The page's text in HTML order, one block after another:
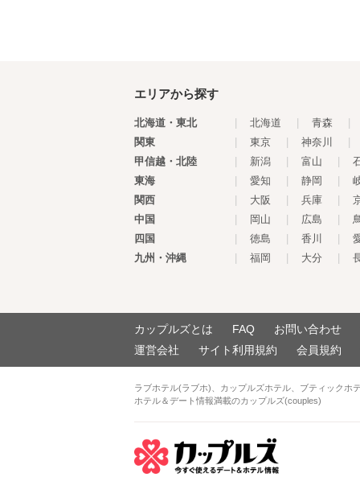
エリアから探す
北海道・東北 北海道 青森
関東
東京 神奈川
甲信越・北陸
新潟 富山
東海
愛知 静岡
関西
大阪 兵庫
中国
岡山 広島
四国
徳島 香川
九州・沖縄
福岡 大分
カップルズとは FAQ お問い合わせ
運営会社
サイト利用規約 会員規約
ラブホテル(ラブホ)、カップルズホテル、ブティックホ
ホテル＆デート情報満載のカップルズ(couples)